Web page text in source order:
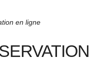
en ligne